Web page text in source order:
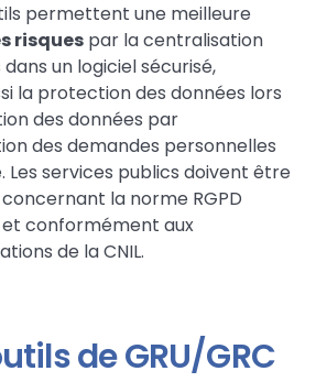
permettent une meilleure
risques par la centralisation
un logiciel sécurisé,
la protection des données lors
des données par
des demandes personnelles
Les services publics doivent être
la norme RGPD
conformément aux
de la CNIL.
de GRU/GRC